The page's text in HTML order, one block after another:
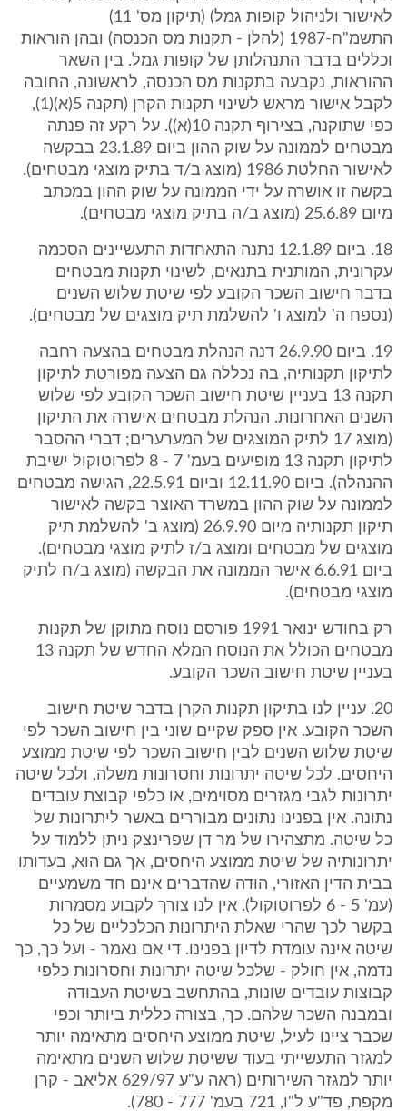
לאישור ולניהול קופות גמל) (תיקון מס' 11)
התשמ"ח-1987 (להלן - תקנות מס הכנסה) ובהן הוראות
וכללים בדבר התנהלותן של קופות גמל. בין השאר
ההוראות, נקבעה בתקנות מס הכנסה, לראשונה, החובה
לקבל אישור מראש לשינוי תקנות הקרן (תקנה 5(א)(1),
כפי שתוקנה, בצירוף תקנה 10(א)). על רקע זה פנתה
מבטחים לממונה על שוק ההון ביום 23.1.89 בבקשה
לאישור החלטת 1986 (מוצג ב/ד בתיק מוצגי מבטחים).
בקשה זו אושרה על ידי הממונה על שוק ההון במכתב
מיום 25.6.89 (מוצג ב/ה בתיק מוצגי מבטחים).
18. ביום 12.1.89 נתנה התאחדות התעשיינים הסכמה
עקרונית, המותנית בתנאים, לשינוי תקנות מבטחים
בדבר חישוב השכר הקובע לפי שיטת שלוש השנים
(נספח ה' למוצג ו' להשלמת תיק מוצגים של מבטחים).
19. ביום 26.9.90 דנה הנהלת מבטחים בהצעה רחבה
לתיקון תקנותיה, בה נכללה גם הצעה מפורטת לתיקון
תקנה 13 בעניין שיטת חישוב השכר הקובע לפי שלוש
השנים האחרונות. הנהלת מבטחים אישרה את התיקון
(מוצג 17 לתיק המוצגים של המערערים; דברי ההסבר
לתיקון תקנה 13 מופיעים בעמ' 7 - 8 לפרוטוקול ישיבת
ההנהלה). ביום 12.11.90 וביום 22.5.91, הגישה מבטחים
לממונה על שוק ההון במשרד האוצר בקשה לאישור
תיקון תקנותיה מיום 26.9.90 (מוצג ב' להשלמת תיק
מוצגים של מבטחים ומוצג ב/ז לתיק מוצגי מבטחים).
ביום 6.6.91 אישר הממונה את הבקשה (מוצג ב/ח לתיק
מוצגי מבטחים).
רק בחודש ינואר 1991 פורסם נוסח מתוקן של תקנות
מבטחים הכולל את הנוסח המלא החדש של תקנה 13
בעניין שיטת חישוב השכר הקובע.
20. עניין לנו בתיקון תקנות הקרן בדבר שיטת חישוב
השכר הקובע. אין ספק שקיים שוני בין חישוב השכר לפי
שיטת שלוש השנים לבין חישוב השכר לפי שיטת ממוצע
היחסים. לכל שיטה יתרונות וחסרונות משלה, ולכל שיטה
יתרונות לגבי מגזרים מסוימים, או כלפי קבוצת עובדים
נתונה. אין בפנינו נתונים מבוררים באשר ליתרונות של
כל שיטה. מתצהירו של מר דן שפרינצק ניתן ללמוד על
יתרונותיה של שיטת ממוצע היחסים, אך גם הוא, בעדותו
בבית הדין האזורי, הודה שהדברים אינם חד משמעיים
(עמ' 5 - 6 לפרוטוקול). אין לנו צורך לקבוע מסמרות
בקשר לכך שהרי שאלת היתרונות הכלכליים של כל
שיטה אינה עומדת לדיון בפנינו. די אם נאמר - ועל כך, כך
נדמה, אין חולק - שלכל שיטה יתרונות וחסרונות כלפי
קבוצות עובדים שונות, בהתחשב בשיטת העבודה
ובמבנה השכר שלהם. כך, בצורה כללית ביותר וכפי
שכבר ציינו לעיל, שיטת ממוצע היחסים מתאימה יותר
למגזר התעשייתי בעוד ששיטת שלוש השנים מתאימה
יותר למגזר השירותים (ראה ע"ע 629/97 אליאב - קרן
מקפת, פד"ע ל"ו, 721 בעמ' 777 - 780).